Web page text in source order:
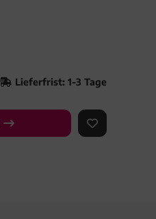
Lieferfrist: 1-3 Tage
AUF DEN